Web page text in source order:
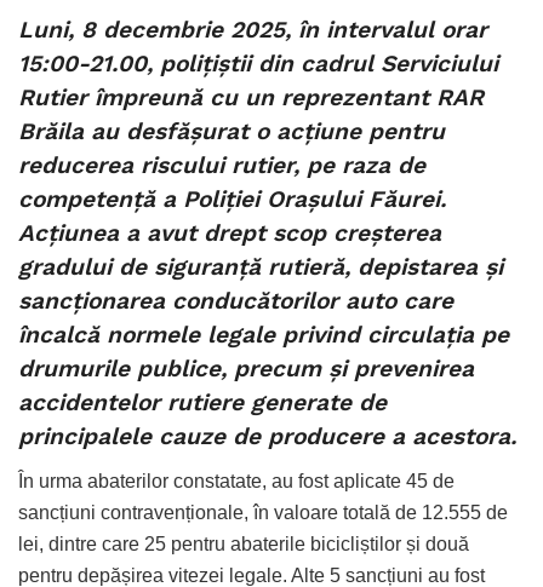
Luni, 8 decembrie 2025, în intervalul orar
15:00-21.00, polițiștii din cadrul Serviciului
Rutier împreună cu un reprezentant RAR
Brăila au desfășurat o acțiune pentru
reducerea riscului rutier, pe raza de
competență a Poliției Orașului Făurei.
Acțiunea a avut drept scop creșterea
gradului de siguranță rutieră, depistarea și
sancționarea conducătorilor auto care
încalcă normele legale privind circulația pe
drumurile publice, precum și prevenirea
accidentelor rutiere generate de
principalele cauze de producere a acestora.
În urma abaterilor constatate, au fost aplicate 45 de
sancțiuni contravenționale, în valoare totală de 12.555 de
lei, dintre care 25 pentru abaterile bicicliștilor și două
pentru depășirea vitezei legale. Alte 5 sancțiuni au fost